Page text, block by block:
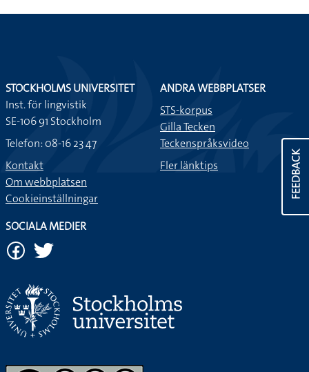
FEEDBACK
STOCKHOLMS UNIVERSITET
Inst. för lingvistik
SE-106 91 Stockholm
Telefon: 08-16 23 47
Kontakt
Om webbplatsen
Cookieinställningar
ANDRA WEBBPLATSER
STS-korpus
Gilla Tecken
Teckenspråksvideo
Fler länktips
SOCIALA MEDIER